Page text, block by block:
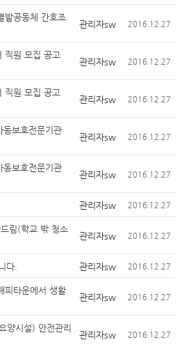
밭공동체 간호조
관리자sw 2016.12.27
직원 모집 공고
관리자sw 2016.12.27
직원 모집 공고
관리자sw 2016.12.27
동보호전문기관
관리자sw 2016.12.27
동보호전문기관
관리자sw 2016.12.27
관리자sw 2016.12.27
림(학교 밖 청소
관리자sw 2016.12.27
다. 관리자sw 2016.12.27
피타운에서 생활
관리자sw 2016.12.27
양시설) 안전관리
관리자sw 2016.12.27